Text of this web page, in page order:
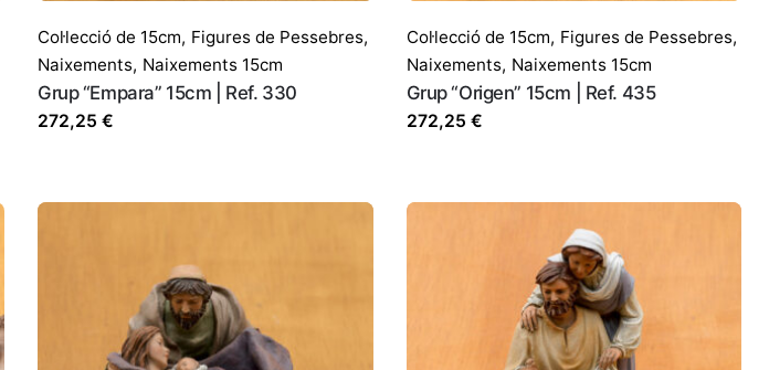
Col·lecció de 15cm, Figures de Pessebres,
Naixements, Naixements 15cm
Grup “Empara” 15cm | Ref. 330
272,25 €
Col·lecció de 15cm, Figures de Pessebres,
Naixements, Naixements 15cm
Grup “Origen” 15cm | Ref. 435
272,25 €